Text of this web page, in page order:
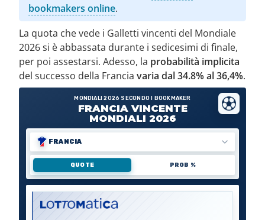
bookmakers online.
La quota che vede i Galletti vincenti del Mondiale
2026 si è abbassata durante i sedicesimi di finale,
per poi assestarsi. Adesso, la probabilità implicita
del successo della Francia varia dal 34.8% al 36,4%.